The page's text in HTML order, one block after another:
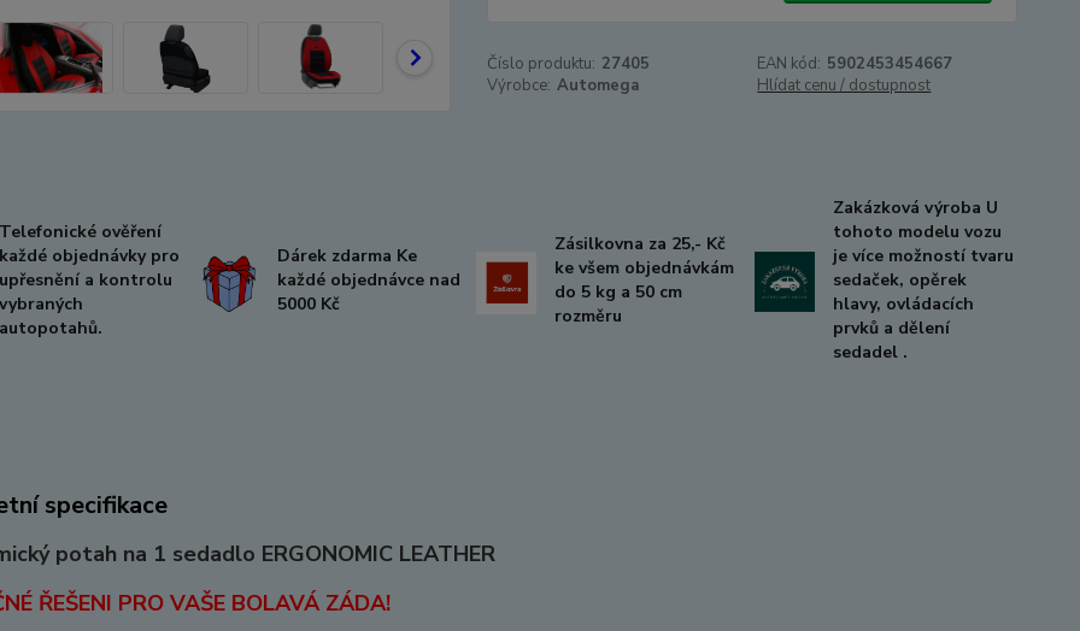
Číslo produktu: 27405 EAN kód: 5902453454667
Výrobce: Automega Hlídat cenu / dostupnost
Telefonické ověření
každé objednávky pro
upřesnění a kontrolu
vybraných
autopotahů.
Dárek zdarma Ke
každé objednávce nad
5000 Kč
Zásilkovna za 25,- Kč
ke všem objednávkám
do 5 kg a 50 cm
rozměru
Zakázková výroba U
tohoto modelu vozu
je více možností tvaru
sedaček, opěrek
hlavy, ovládacích
prvků a dělení
sedadel .
specifikace
potah na 1 sedadlo ERGONOMIC LEATHER
ŘEŠENI PRO VAŠE BOLAVÁ ZÁDA!